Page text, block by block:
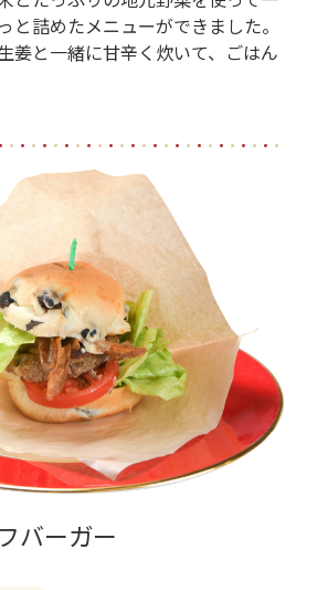
と詰めたメニューができました。
姜と一緒に甘辛く炊いて、ごはん
バーガー